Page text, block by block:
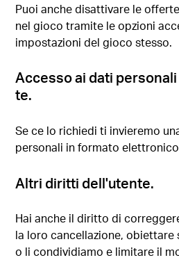
Puoi anche disattivare le
nel gioco tramite le opzioni
impostazioni del gioco stesso.
Accesso ai dati
te.
Se ce lo richiedi ti invieremo
personali in formato
Altri diritti dell'utente.
Hai anche il diritto di
la loro cancellazione, obiettare
o li condividiamo e limitare il